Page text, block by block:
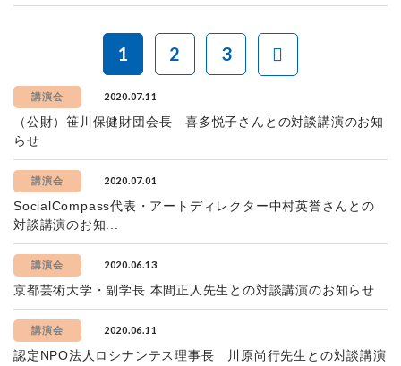
1 2 3
講演会 2020.07.11
（公財）笹川保健財団会長 喜多悦子さんとの対談講演のお知
らせ
講演会 2020.07.01
SocialCompass代表・アートディレクター中村英誉さんとの
対談講演のお知...
講演会 2020.06.13
京都芸術大学・副学長 本間正人先生との対談講演のお知らせ
講演会 2020.06.11
認定NPO法人ロシナンテス理事長 川原尚行先生との対談講演